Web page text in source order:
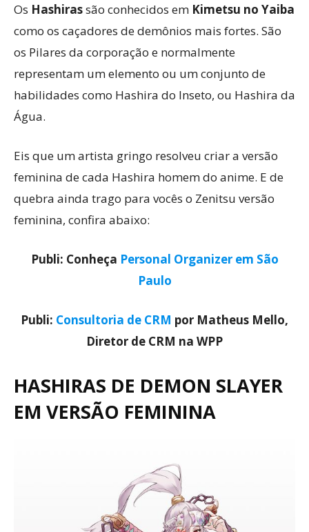
Os Hashirassão conhecidos em Kimetsu no Yaiba
como os caçadores de demônios mais fortes. São
os Pilares da corporação e normalmente
representam um elemento ou um conjunto de
habilidades como Hashira do Inseto, ou Hashira da
Água.
Eis que um artista gringo resolveu criar a versão
feminina de cada Hashira homem do anime. E de
quebra ainda trago para vocês o Zenitsu versão
feminina, confira abaixo:
Publi: Conheça Personal Organizer em São
Paulo
Publi: Consultoria de CRM por Matheus Mello,
Diretor de CRM na WPP
HASHIRAS DE DEMON SLAYER
EM VERSÃO FEMININA